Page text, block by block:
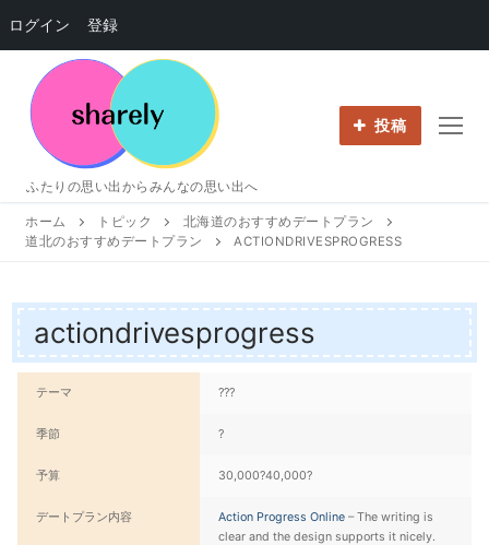
ログイン 登録
プ
ふたりの思い出からみんなの思い出へ
投稿
ホーム トピック
北海道のおすすめデートプラン
道北のおすすめデートプラン
ACTIONDRIVESPROGRESS
actiondrivesprogress
テーマ ???
季節 ?
予算 30,000?40,000?
デートプラン内容 Action Progress Online – The writing is
clear and the design supports it nicely.